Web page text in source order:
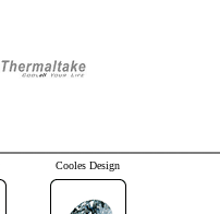
Cooles Design